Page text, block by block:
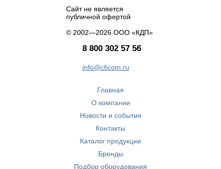
Сайт не является
публичной офертой
© 2002—2026 ООО «КДП»
8 800 302 57 56
info@cficom.ru
Главная
О компании
Новости и события
Контакты
Каталог продукции
Бренды
Подбор оборудования